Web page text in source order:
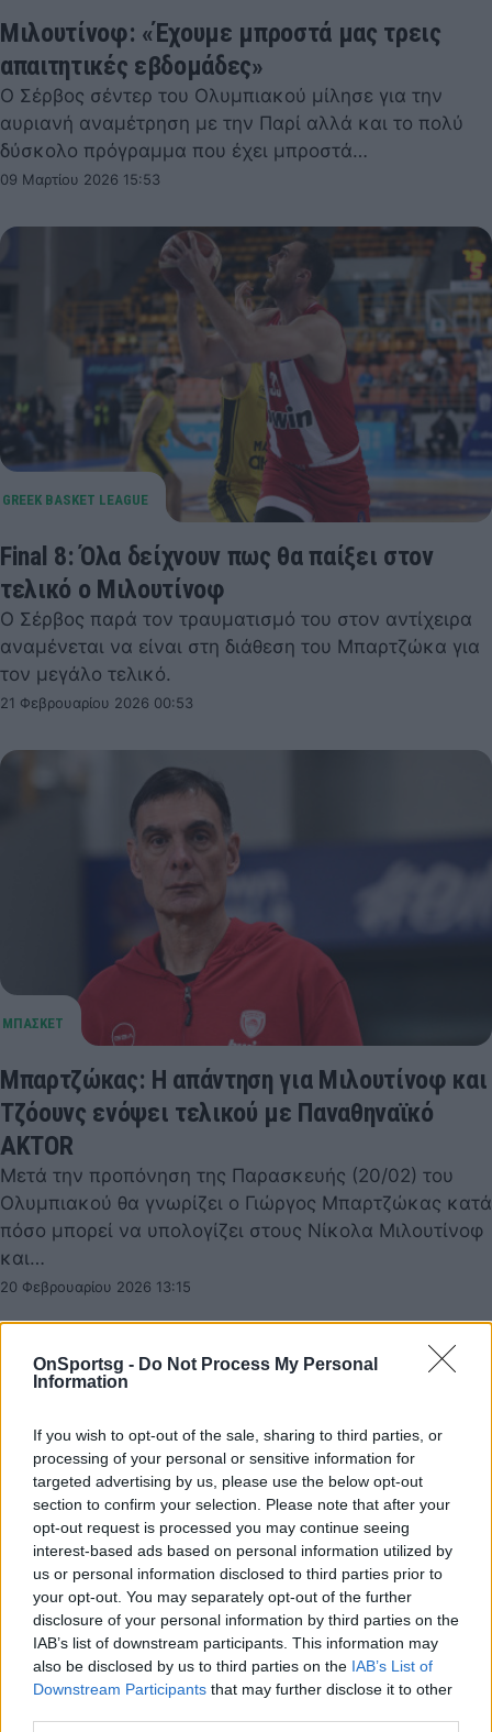
OnSportsg - Do Not Process My Personal
Information
If you wish to opt-out of the sale, sharing to third parties, or
processing of your personal or sensitive information for
targeted advertising by us, please use the below opt-out
section to confirm your selection. Please note that after your
opt-out request is processed you may continue seeing
interest-based ads based on personal information utilized by
us or personal information disclosed to third parties prior to
your opt-out. You may separately opt-out of the further
disclosure of your personal information by third parties on the
IAB’s list of downstream participants. This information may
also be disclosed by us to third parties on the IAB’s List of
Downstream Participants that may further disclose it to other
Μιλουτίνοφ: «Έχουμε μπροστά μας τρεις
απαιτητικές εβδομάδες»
Ο Σέρβος σέντερ του Ολυμπιακού μίλησε για την
αυριανή αναμέτρηση με την Παρί αλλά και το πολύ
δύσκολο πρόγραμμα που έχει μπροστά…
09 Μαρτίου 2026 15:53
Final 8: Όλα δείχνουν πως θα παίξει στον
τελικό ο Μιλουτίνοφ
Ο Σέρβος παρά τον τραυματισμό του στον αντίχειρα
αναμένεται να είναι στη διάθεση του Μπαρτζώκα για
τον μεγάλο τελικό.
21 Φεβρουαρίου 2026 00:53
Μπαρτζώκας: Η απάντηση για Μιλουτίνοφ και
Τζόουνς ενόψει τελικού με Παναθηναϊκό
AKTOR
Μετά την προπόνηση της Παρασκευής (20/02) του
Ολυμπιακού θα γνωρίζει ο Γιώργος Μπαρτζώκας κατά
πόσο μπορεί να υπολογίζει στους Νίκολα Μιλουτίνοφ
και…
20 Φεβρουαρίου 2026 13:15
Ολυμπιακός: Πιθανό να αγωνιστεί στον
τελικό με ειδικό νάρθηκα ο Μιλουτίνοφ
Θα προπονηθεί με ειδικό νάρθηκα ο Σέρβος κι αν δεν